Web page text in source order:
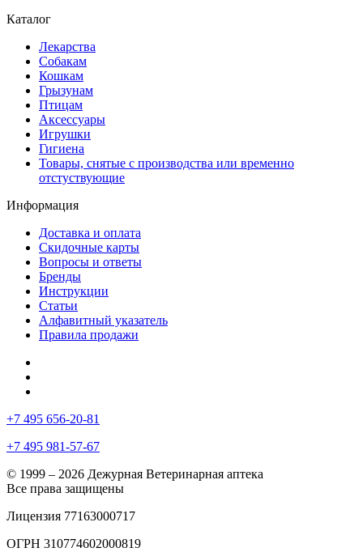
Каталог
Лекарства
Собакам
Кошкам
Грызунам
Птицам
Аксессуары
Игрушки
Гигиена
Товары, снятые с производства или временно
отстуствующие
Информация
Доставка и оплата
Скидочные карты
Вопросы и ответы
Бренды
Инструкции
Статьи
Алфавитный указатель
Правила продажи
+7 495 656-20-81
+7 495 981-57-67
© 1999 – 2026 Дежурная Ветеринарная аптека
Все права защищены
Лицензия 77163000717
ОГРН 310774602000819